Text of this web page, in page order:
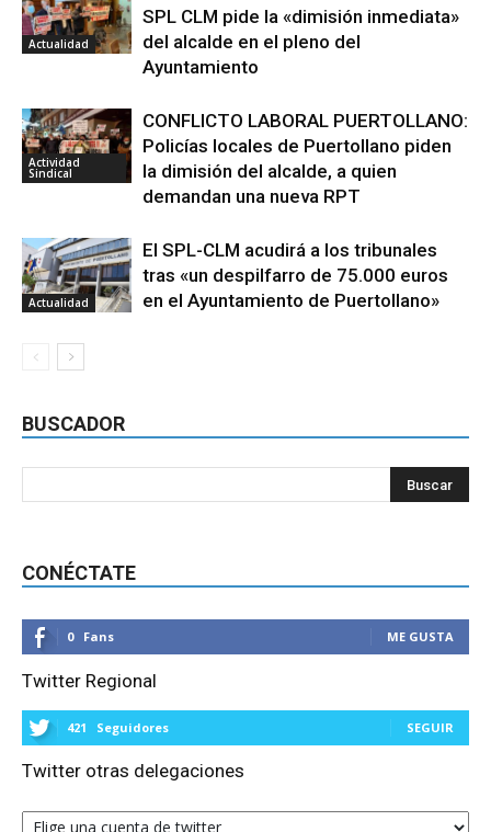
Actualidad
SPL CLM pide la «dimisión inmediata»
del alcalde en el pleno del
Ayuntamiento
Actividad
Sindical
CONFLICTO LABORAL PUERTOLLANO:
Policías locales de Puertollano piden
la dimisión del alcalde, a quien
demandan una nueva RPT
Actualidad
El SPL-CLM acudirá a los tribunales
tras «un despilfarro de 75.000 euros
en el Ayuntamiento de Puertollano»
BUSCADOR
CONÉCTATE
0 Fans ME GUSTA
Twitter Regional
421 Seguidores SEGUIR
Twitter otras delegaciones